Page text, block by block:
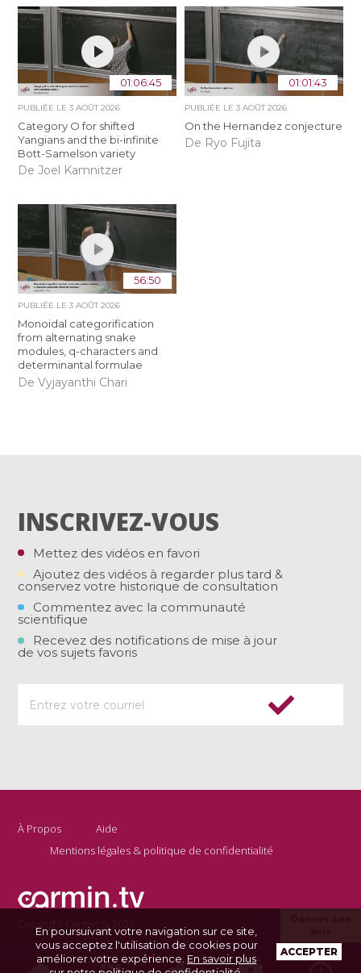
01:06:45
PUBLIÉE LE3 AOÛT 2026
Category O for shifted
Yangians and the bi-infinite
Bott-Samelson variety
De Joel Kamnitzer
01:01:43
PUBLIÉE LE 3 AOÛT 2026
On the Hernandez conjecture
De Ryo Fujita
56:50
PUBLIÉE LE3 AOÛT 2026
Monoidal categorification
from alternating snake
modules, q-characters and
determinantal formulae
De Vyjayanthi Chari
INSCRIVEZ-VOUS
Mettez des vidéos en favori
Ajoutez des vidéos à regarder plus tard &
conservez votre historique de consultation
Commentez avec la communauté
scientifique
Recevez des notifications de mise à jour
de vos sujets favoris
À Propos
Aide
Mentions légales & politique de confidentialité
Copyright Carmin.tv 2026
En poursuivant votre navigation sur ce site,
vous acceptez l'utilisation de cookies pour
améliorer votre expérience. En savoir plus
ACCEPTER